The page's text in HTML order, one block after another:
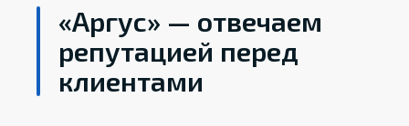
«Аргус» — отвечаем
репутацией перед
клиентами